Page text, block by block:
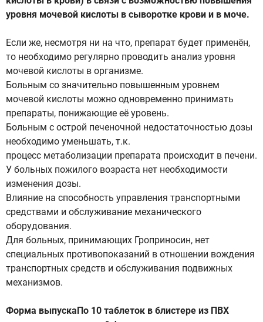
уровня мочевой кислоты в сыворотке крови и в моче.
Если же, несмотря ни на что, препарат будет применён,
то необходимо регулярно проводить анализ уровня
мочевой кислоты в организме.
Больным со значительно повышенным уровнем
мочевой кислоты можно одновременно принимать
препараты, понижающие её уровень.
Больным с острой печеночной недостаточностью дозы
необходимо уменьшать, т.к.
процесс метаболизации препарата происходит в печени.
У больных пожилого возраста нет необходимости
изменения дозы.
Влияние на способность управления транспортными
средствами и обслуживание механического
оборудования.
Для больных, принимающих Гроприносин, нет
специальных противопоказаний в отношении вождения
транспортных средств и обслуживания подвижных
механизмов.
Форма выпускаПо 10 таблеток в блистере из ПВХ